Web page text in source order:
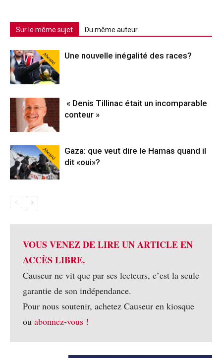
Sur le même sujet Du même auteur
Abonné Une nouvelle inégalité des races?
« Denis Tillinac était un incomparable
conteur »
Abonné
Gaza: que veut dire le Hamas quand il
dit «oui»?
VOUS VENEZ DE LIRE UN ARTICLE EN
ACCÈS LIBRE.
Causeur ne vit que par ses lecteurs, c’est la seule
garantie de son indépendance.
Pour nous soutenir, achetez Causeur en kiosque
ou abonnez-vous !